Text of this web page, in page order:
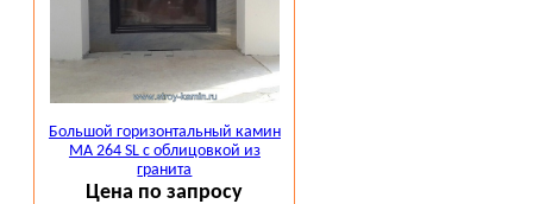
Большой горизонтальный камин
МА 264 SL с облицовкой из
гранита
Цена по запросу